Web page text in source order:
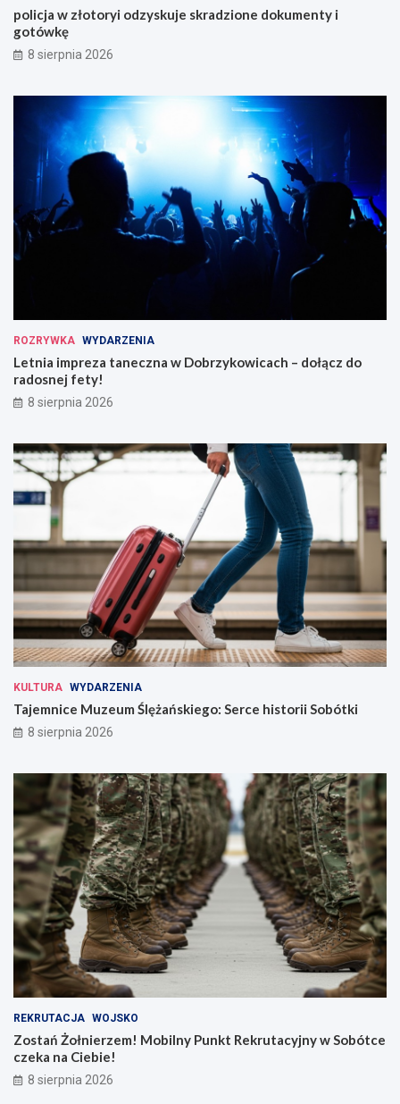
policja w złotoryi odzyskuje skradzione dokumenty i
gotówkę
8 sierpnia 2026
ROZRYWKA WYDARZENIA
Letnia impreza taneczna w Dobrzykowicach – dołącz do
radosnej fety!
8 sierpnia 2026
KULTURA WYDARZENIA
Tajemnice Muzeum Ślężańskiego: Serce historii Sobótki
8 sierpnia 2026
REKRUTACJA WOJSKO
Zostań Żołnierzem! Mobilny Punkt Rekrutacyjny w Sobótce
czeka na Ciebie!
8 sierpnia 2026